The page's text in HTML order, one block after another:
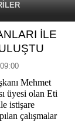
İLE
Mehmet
üyesi olan Eti
istişare
çalışmalar